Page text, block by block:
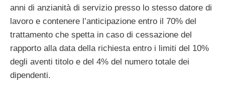
anni di anzianità di servizio presso lo stesso datore di
lavoro e contenere l’anticipazione entro il 70% del
trattamento che spetta in caso di cessazione del
rapporto alla data della richiesta entro i limiti del 10%
degli aventi titolo e del 4% del numero totale dei
dipendenti.